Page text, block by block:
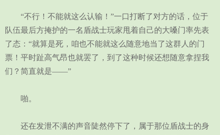
“不行！不能就这么认输！”一口打断了对方的话，位于
队伍最后方掩护的一名盾战士玩家甩着自己的大嗓门率先表
了态：“就算是死，咱也不能就这么随意地当了这群人的门
票！平时趾高气昂也就罢了，到了这种时候还想随意拿捏我
们？简直就是——”
啪。
还在发泄不满的声音陡然停下了，属于那位盾战士的身